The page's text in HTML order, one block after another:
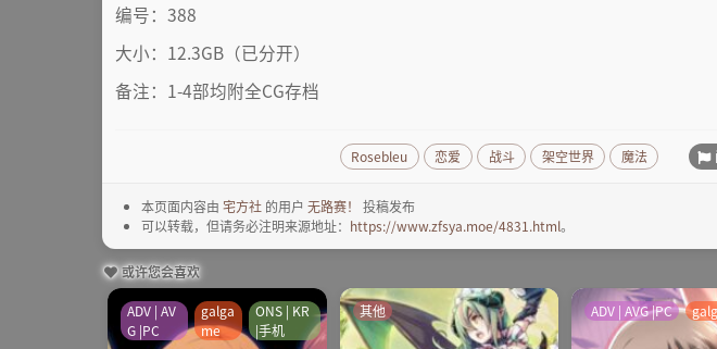
编号：388
大小：12.3GB（已分开）
备注：1-4部均附全CG存档
Rosebleu 恋爱 战斗 架空世界 魔法
本页面内容由 宅方社 的用户 无路赛！
投稿发布
可以转载，但请务必注明来源地址： https://www.zfsya.moe/4831.html。
或许您会喜欢
ADV | AV
G |PC
galga
me
ONS | KR
|手机
其他 ADV | AVG |PC